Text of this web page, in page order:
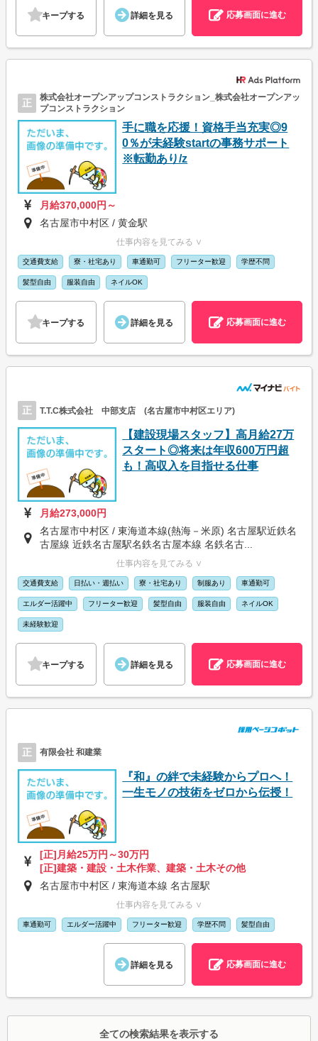
キープする 詳細を見る 応募画面に進む
正
株式会社オープンアップコンストラクション_株式会社オープンアッ
プコンストラクション
手に職を応援！資格手当充実◎9
0％が未経験startの事務サポート
※転勤あり/z
月給370,000円～
名古屋市中村区 / 黄金駅
仕事内容を見てみる ∨
交通費支給 寮・社宅あり 車通勤可 フリーター歓迎 学歴不問
髪型自由 服装自由 ネイルOK
キープする 詳細を見る 応募画面に進む
正 T.T.C株式会社 中部支店 (名古屋市中村区エリア)
【建設現場スタッフ】高月給27万
スタート◎将来は年収600万円超
も！高収入を目指せる仕事
月給273,000円
名古屋市中村区 / 東海道本線(熱海－米原) 名古屋駅近鉄名
古屋線 近鉄名古屋駅名鉄名古屋本線 名鉄名古...
仕事内容を見てみる ∨
交通費支給 日払い・週払い 寮・社宅あり 制服あり 車通勤可
エルダー活躍中 フリーター歓迎 髪型自由 服装自由 ネイルOK
未経験歓迎
キープする 詳細を見る 応募画面に進む
正 有限会社 和建業
『和』の絆で未経験からプロへ！
一生モノの技術をゼロから伝授！
[正]月給25万円～30万円
[正]建築・建設・土木作業、建築・土木その他
名古屋市中村区 / 東海道本線 名古屋駅
仕事内容を見てみる ∨
車通勤可 エルダー活躍中 フリーター歓迎 学歴不問 髪型自由
詳細を見る 応募画面に進む
全ての検索結果を表示する